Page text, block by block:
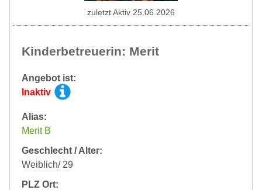
Kinderbetreuerin: Merit
Angebot ist:
Inaktiv
Alias:
Merit B
Geschlecht / Alter:
Weiblich/ 29
PLZ Ort:
zuletzt Aktiv 25.06.2026